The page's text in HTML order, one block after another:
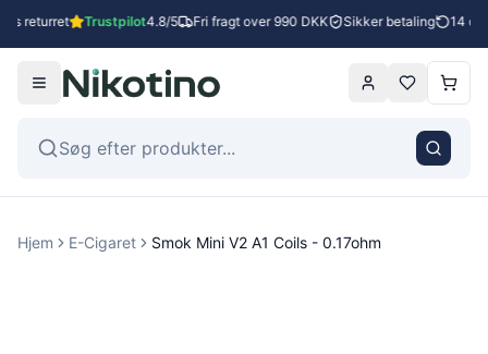
returret Trustpilot4.8/5 Fri fragt over 990 DKK Sikker betaling 14
Hjem E-Cigaret Smok Mini V2 A1 Coils - 0.17ohm